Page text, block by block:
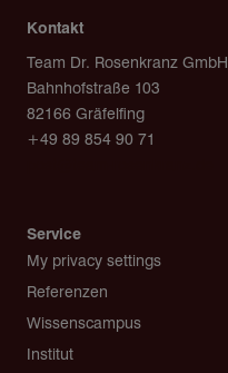
Kontakt
Team Dr. Rosenkranz GmbH
Bahnhofstraße 103
82166 Gräfelfing
+49 89 854 90 71
Service
My privacy settings
Referenzen
Wissenscampus
Institut